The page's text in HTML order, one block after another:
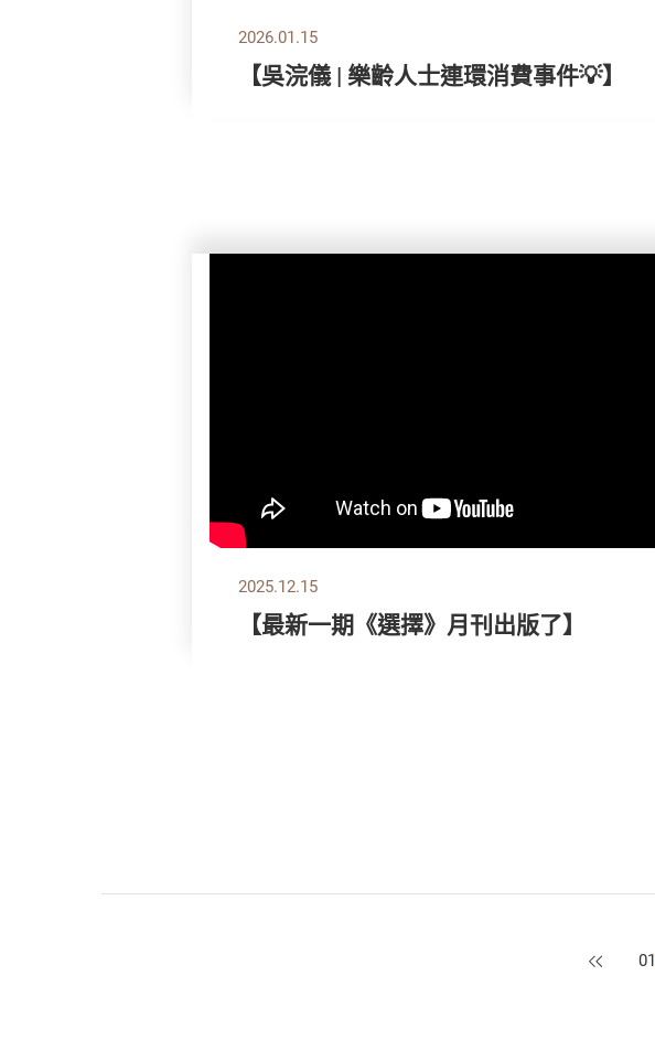
2026.01.15
【吳浣儀 | 樂齡人士連環消費事件💡】
2025.12.15
【最新一期《選擇》月刊出版了】
上一頁
01